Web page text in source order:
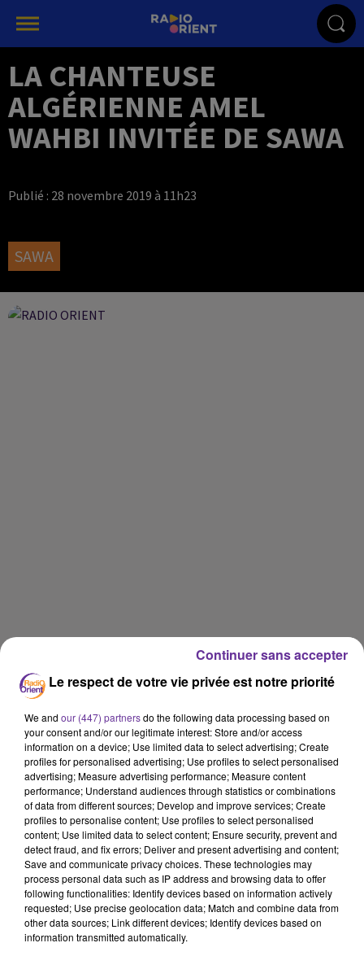
LA CHANTEUSE
ALGÉRIENNE AMEL
WAHBI INVITÉE DE SAWA
Publié : 28 novembre 2019 à 11h23
SAWA
SAWA
28 novembre 2019 - 48 min 46 sec
LA CHANTEUSE ALGÉRIENNE AMEL WAHBI
INVITÉE DE SAWA
Radio Orient
SAWA
Amel Wahbiest une chanteuse algérienne originaire de
Skikda. C’est une star incontestée en Algérie. Elle fut
révélée par son tube « El Khiyala » de l’album Baâd
Le respect de votre vie privée est notre priorité
We and our (447) partnersdo the following data processing based on
your consent and/or our legitimate interest: Store and/or access
information on a device; Use limited data to select advertising; Create
profiles for personalised advertising; Use profiles to select personalised
advertising; Measure advertising performance; Measure content
performance; Understand audiences through statistics or combinations
of data from different sources; Develop and improve services; Create
profiles to personalise content; Use profiles to select personalised
content; Use limited data to select content; Ensure security, prevent and
detect fraud, and fix errors; Deliver and present advertising and content;
Save and communicate privacy choices. These technologies may
process personal data such as IP address and browsing data to offer
following functionalities: Identify devices based on information actively
requested; Use precise geolocation data; Match and combine data from
other data sources; Link different devices; Identify devices based on
information transmitted automatically.
Continuer sans accepter